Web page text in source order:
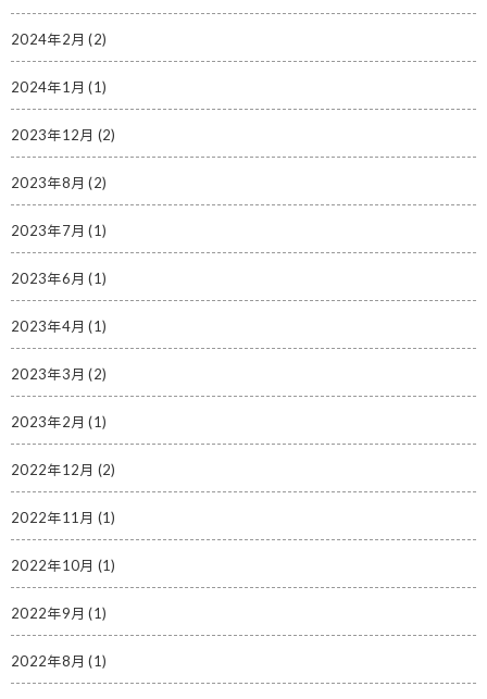
2024年2月 (2)
2024年1月 (1)
2023年12月 (2)
2023年8月 (2)
2023年7月 (1)
2023年6月 (1)
2023年4月 (1)
2023年3月 (2)
2023年2月 (1)
2022年12月 (2)
2022年11月 (1)
2022年10月 (1)
2022年9月 (1)
2022年8月 (1)